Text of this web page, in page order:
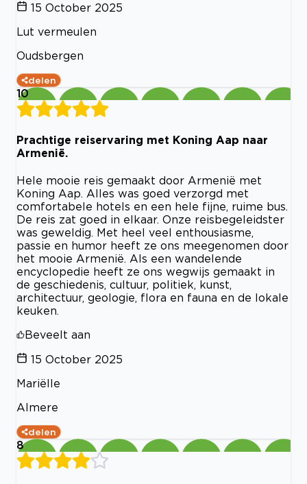
15 October 2025
Lut vermeulen
Oudsbergen
delen
10
Prachtige reiservaring met Koning Aap naar
Armenië.
Hele mooie reis gemaakt door Armenië met
Koning Aap. Alles was goed verzorgd met
comfortabele hotels en een hele fijne, ruime bus.
De reis zat goed in elkaar. Onze reisbegeleidster
was geweldig. Met heel veel enthousiasme,
passie en humor heeft ze ons meegenomen door
het mooie Armenië. Als een wandelende
encyclopedie heeft ze ons wegwijs gemaakt in
de geschiedenis, cultuur, politiek, kunst,
architectuur, geologie, flora en fauna en de lokale
keuken.
Beveelt aan
15 October 2025
Mariëlle
Almere
delen
8